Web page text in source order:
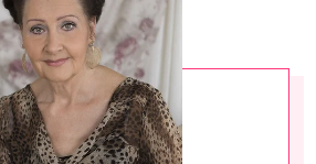
RÖSTA